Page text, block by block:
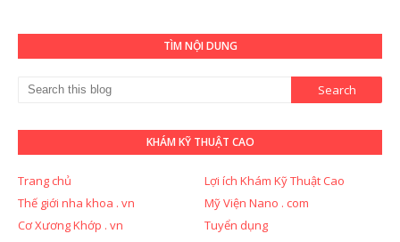
TÌM NỘI DUNG
KHÁM KỸ THUẬT CAO
Trang chủ
Lợi ích Khám Kỹ Thuật Cao
Thế giới nha khoa . vn
Mỹ Viện Nano . com
Cơ Xương Khớp . vn
Tuyển dụng